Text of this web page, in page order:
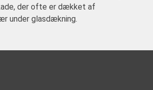
der ofte er dækket af
under glasdækning.